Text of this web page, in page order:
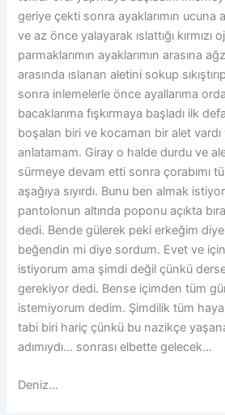
geriye çekti sonra ayaklarımın ucuna
ve az önce yalayarak ıslattığı kırmızı
parmaklarımın ayaklarımın arasına
arasında ıslanan aletini sokup
sonra inlemelerle önce ayallarıma
bacaklarıma fışkırmaya başladı ilk
boşalan biri ve kocaman bir alet vardı
anlatamam. Giray o halde durdu ve
sürmeye devam etti sonra çorabımı
aşağıya sıyırdı. Bunu ben almak
pantolonun altında poponu açıkta
dedi. Bende gülerek peki erkeğim
beğendin mi diye sordum. Evet ve
istiyorum ama şimdi değil çünkü
gerekiyor dedi. Bense içimden tüm
istemiyorum dedim. Şimdilik tüm
tabi biri hariç çünkü bu nazikçe
adımıydı… sonrası elbette gelecek…
Deniz…